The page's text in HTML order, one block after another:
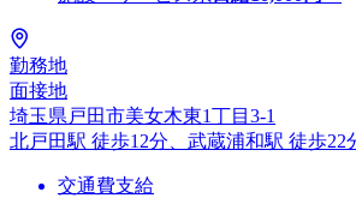
勤務地
面接地
埼玉県戸田市美女木東1丁目3-1
北戸田駅 徒歩12分、武蔵浦和駅 徒歩22
交通費支給